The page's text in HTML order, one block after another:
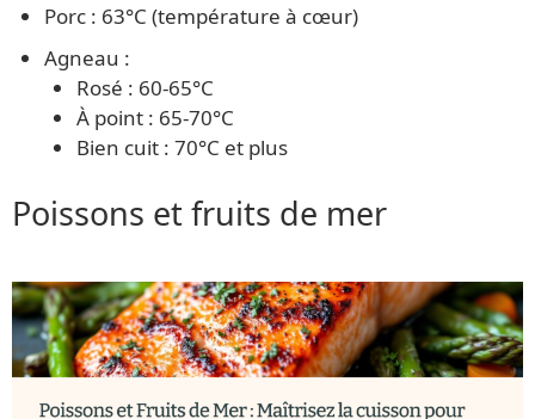
Porc : 63°C (température à cœur)
Agneau :
Rosé : 60-65°C
À point : 65-70°C
Bien cuit : 70°C et plus
Poissons et fruits de mer